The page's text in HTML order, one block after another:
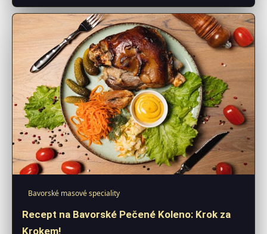
Bavorské masové speciality
Recept na Bavorské Pečené Koleno: Krok za
Krokem!